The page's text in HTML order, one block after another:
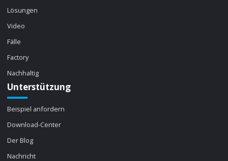
Lösungen
Video
Fälle
Factory
Nachhaltig
Unterstützung
Beispiel anfordern
Download-Center
Der Blog
Nachricht